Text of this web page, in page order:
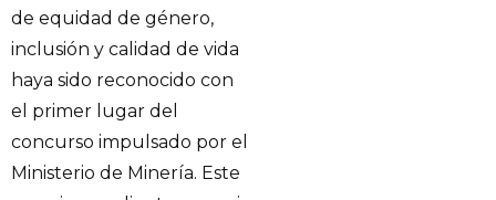
de equidad de género,
inclusión y calidad de vida
haya sido reconocido con
el primer lugar del
concurso impulsado por el
Ministerio de Minería. Este